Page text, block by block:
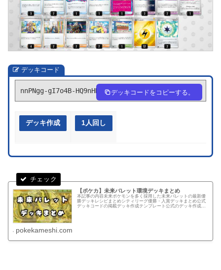
デッキコード
nnPNgg-gI7o4B-HQ9nHN デッキコードをコピーする。
デッキ作成 1人回し
【ポケカ】未来バレット環境デッキまとめ
本記事の内容未来ポケモンを多く採用した未来バレットの最新優
勝デッキレシピまとめシティリーグ優勝・入賞デッキまとめ公式
デッキコードの掲載デッキ作成テンプレート公式のデッキ作成ペ
pokekameshi.com